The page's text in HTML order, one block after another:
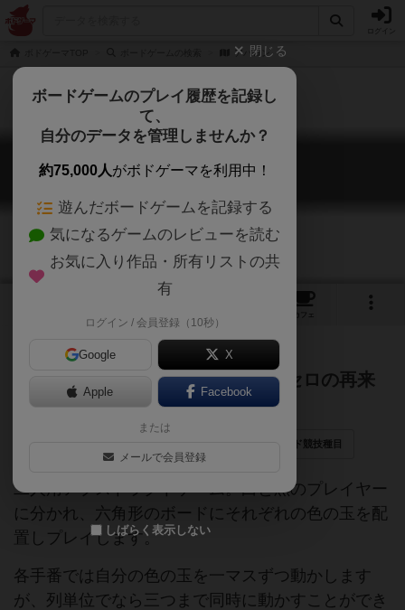
アバロン
アバロン
Abalone
カフェ
迫りくる玉の隊列を押し返せ！オセロの再来
とも言われた人気アブストラクト
マインドスポーツオリンピアード競技種目
二人用アブストラクトゲーム。白と黒のプレイヤー
に分かれ、六角形のボードにそれぞれの色の玉を配
置しプレイします。
各手番では自分の色の玉を一マスずつ動かします
が、列単位でなら三つまで同時に動かすことができ
閉じる
ボードゲームのプレイ履歴を記録し
て、
自分のデータを管理しませんか？
約75,000人がボドゲーマを利用中！
遊んだボードゲームを記録する
気になるゲームのレビューを読む
お気に入り作品・所有リストの共
有
ログイン / 会員登録（10秒）
Google X
Apple Facebook
または
メールで会員登録
しばらく表示しない